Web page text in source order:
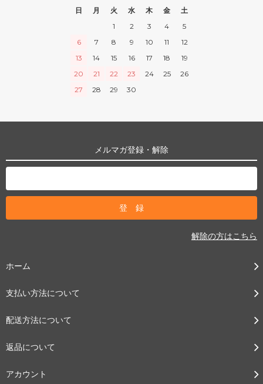
日
月 火 水 木 金
土
1
2 3 4
5
6
7 8 9 10 11
12
13
14 15 16 17 18
19
20
21 22 23 24 25
26
27
28 29 30
メルマガ登録・解除
解除の方はこちら
ホーム
支払い方法について
配送方法について
返品について
アカウント